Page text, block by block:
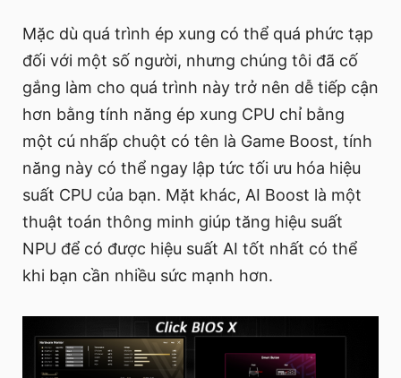
Mặc dù quá trình ép xung có thể quá phức tạp
đối với một số người, nhưng chúng tôi đã cố
gắng làm cho quá trình này trở nên dễ tiếp cận
hơn bằng tính năng ép xung CPU chỉ bằng
một cú nhấp chuột có tên là Game Boost, tính
năng này có thể ngay lập tức tối ưu hóa hiệu
suất CPU của bạn. Mặt khác, AI Boost là một
thuật toán thông minh giúp tăng hiệu suất
NPU để có được hiệu suất AI tốt nhất có thể
khi bạn cần nhiều sức mạnh hơn.